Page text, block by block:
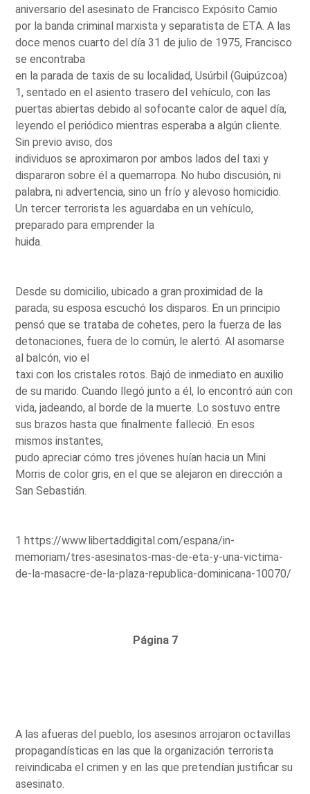
aniversario del asesinato de Francisco Expósito Camio
por la banda criminal marxista y separatista de ETA. A las
doce menos cuarto del día 31 de julio de 1975, Francisco
se encontraba
en la parada de taxis de su localidad, Usúrbil (Guipúzcoa)
1, sentado en el asiento trasero del vehículo, con las
puertas abiertas debido al sofocante calor de aquel día,
leyendo el periódico mientras esperaba a algún cliente.
Sin previo aviso, dos
individuos se aproximaron por ambos lados del taxi y
dispararon sobre él a quemarropa. No hubo discusión, ni
palabra, ni advertencia, sino un frío y alevoso homicidio.
Un tercer terrorista les aguardaba en un vehículo,
preparado para emprender la
huida.
Desde su domicilio, ubicado a gran proximidad de la
parada, su esposa escuchó los disparos. En un principio
pensó que se trataba de cohetes, pero la fuerza de las
detonaciones, fuera de lo común, le alertó. Al asomarse
al balcón, vio el
taxi con los cristales rotos. Bajó de inmediato en auxilio
de su marido. Cuando llegó junto a él, lo encontró aún con
vida, jadeando, al borde de la muerte. Lo sostuvo entre
sus brazos hasta que finalmente falleció. En esos
mismos instantes,
pudo apreciar cómo tres jóvenes huían hacia un Mini
Morris de color gris, en el que se alejaron en dirección a
San Sebastián.
1 https://www.libertaddigital.com/espana/in-
memoriam/tres-asesinatos-mas-de-eta-y-una-victima-
de-la-masacre-de-la-plaza-republica-dominicana-10070/
Página 7
A las afueras del pueblo, los asesinos arrojaron octavillas
propagandísticas en las que la organización terrorista
reivindicaba el crimen y en las que pretendían justificar su
asesinato.